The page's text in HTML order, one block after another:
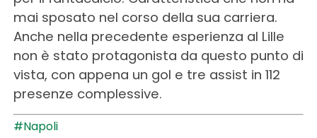
mai sposato nel corso della sua carriera.
Anche nella precedente esperienza al Lille
non è stato protagonista da questo punto di
vista, con appena un gol e tre assist in 112
presenze complessive.
#Napoli